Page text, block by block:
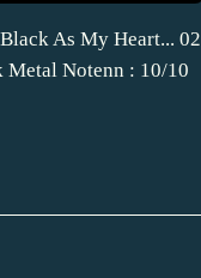
As My Heart... 02
Metal Notenn : 10/10